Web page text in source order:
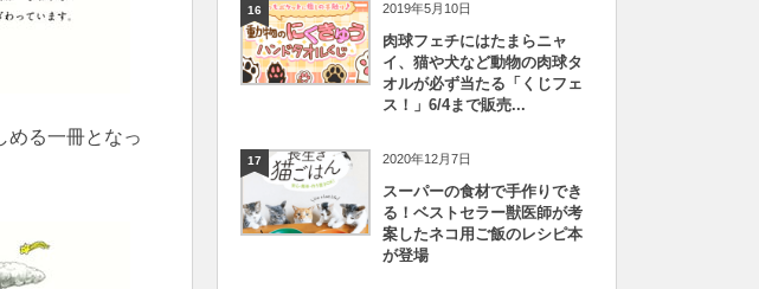
める一冊となっ
16 2019年5月10日
肉球フェチにはたまらニャ
イ、猫や犬など動物の肉球タ
オルが必ず当たる「くじフェ
ス！」6/4まで販売...
17 2020年12月7日
スーパーの食材で手作りでき
る！ベストセラー獣医師が考
案したネコ用ご飯のレシピ本
が登場